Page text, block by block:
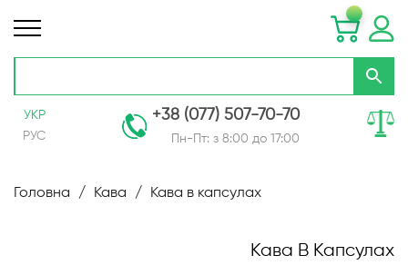
УКР
РУС
+38 (077) 507-70-70
Пн-Пт: з 8:00 до 17:00
Головна Кава Кава в капсулах
Кава В Капсулах